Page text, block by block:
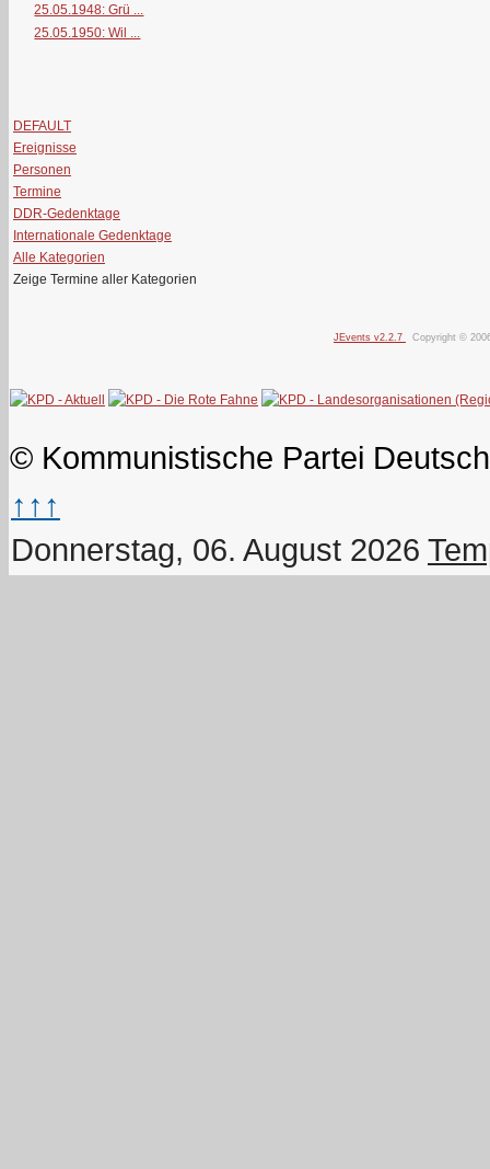
25.05.1948: Grü ...
25.05.1950: Wil ...
DEFAULT
Ereignisse
Personen
Termine
DDR-Gedenktage
Internationale Gedenktage
Alle Kategorien
Zeige Termine aller Kategorien
JEvents v2.2.7 Copyright ©
© Kommunistische Partei
↑↑↑
Donnerstag, 06. August 2026